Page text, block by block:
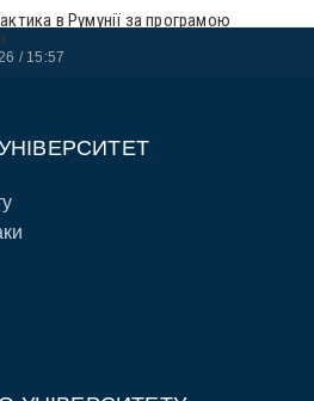
в Румунії за програмою
15:57